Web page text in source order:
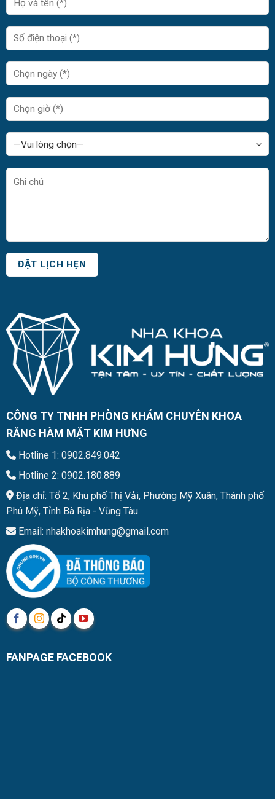
CÔNG TY TNHH PHÒNG KHÁM CHUYÊN KHOA
RĂNG HÀM MẶT KIM HƯNG
Hotline 1: 0902.849.042
Hotline 2: 0902.180.889
Địa chỉ: Tổ 2, Khu phố Thị Vải, Phường Mỹ Xuân, Thành phố
Phú Mỹ, Tỉnh Bà Rịa - Vũng Tàu
Email: nhakhoakimhung@gmail.com
FANPAGE FACEBOOK